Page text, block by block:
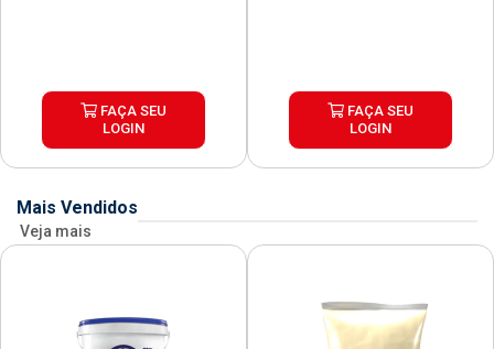
FAÇA SEU
LOGIN
FAÇA SEU
LOGIN
Mais Vendidos
Veja mais